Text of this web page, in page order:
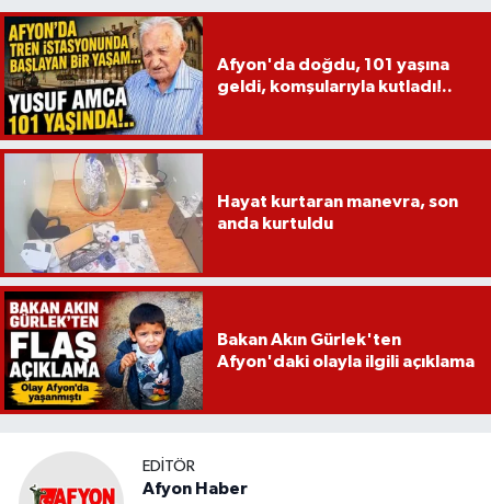
Afyon'da doğdu, 101 yaşına
geldi, komşularıyla kutladı!..
Hayat kurtaran manevra, son
anda kurtuldu
Bakan Akın Gürlek'ten
Afyon'daki olayla ilgili açıklama
EDITÖR
Afyon Haber